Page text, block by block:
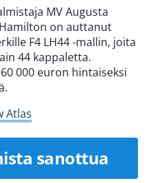
MV Augusta
on auttanut
F4 LH44 -mallin, joita
44 kappaletta.
000 euron hintaiseksi
Atlas
sanottua